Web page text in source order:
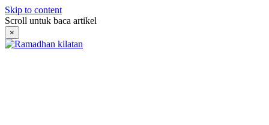
Skip to content
Scroll untuk baca artikel
×